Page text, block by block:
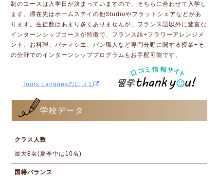
制のコースは入学日が決まっていますので、そちらに合わせて入学し
ます。滞在先はホームステイの他Studioやフラットシェアなどがあ
ります。生徒数はあまり多くありませんが、フランス語以外に豊富な
インターンシップコースが特徴で、フランス語+フラワーアレンジメ
ント、お料理、パティシエ、パン職人など専門分野に関する授業+そ
の分野でのインターンシッププログラムもお手配可能です。
Tours Languesの口コミ
学校データ
クラス人数
最大8名(夏季中は10名)
国籍バランス